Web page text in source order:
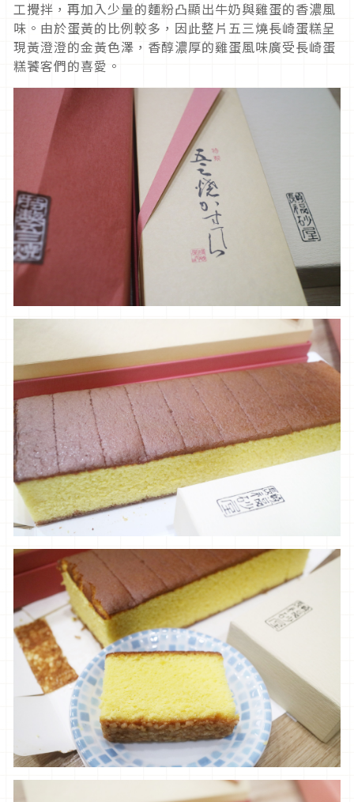
工攪拌，再加入少量的麵粉凸顯出牛奶與雞蛋的香濃風
味。由於蛋黃的比例較多，因此整片五三燒長崎蛋糕呈
現黃澄澄的金黃色澤，香醇濃厚的雞蛋風味廣受長崎蛋
糕饕客們的喜愛。